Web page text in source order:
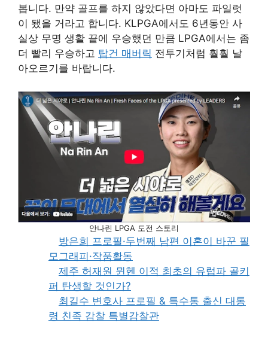
봅니다. 만약 골프를 하지 않았다면 아마도 파일럿
이 됐을 거라고 합니다. KLPGA에서도 6년동안 사
실상 무명 생활 끝에 우승했던 만큼 LPGA에서는 좀
더 빨리 우승하고 탑건 매버릭 전투기처럼 훨훨 날
아오르기를 바랍니다.
안나린 LPGA 도전 스토리
방은희 프로필·두번째 남편 이혼이 바꾼 필
모그래피·작품활동
제주 허재원 뮌헨 이적 최초의 유럽파 골키
퍼 탄생할 것인가?
최길수 변호사 프로필 & 특수통 출신 대통
령 친족 감찰 특별감찰관